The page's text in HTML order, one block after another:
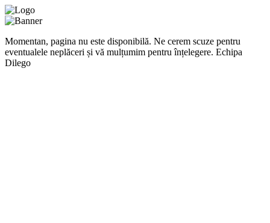
Momentan, pagina nu este disponibilă. Ne cerem scuze pentru
eventualele neplăceri și vă mulțumim pentru înțelegere. Echipa
Dilego